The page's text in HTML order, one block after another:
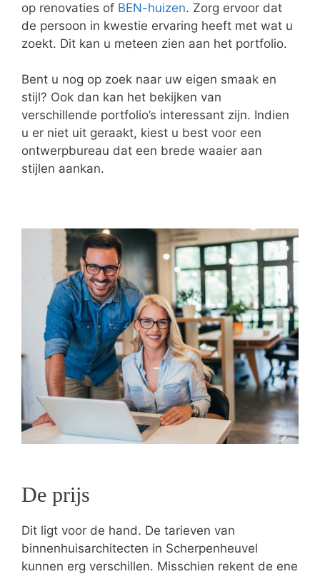
op renovaties of BEN-huizen. Zorg ervoor dat
de persoon in kwestie ervaring heeft met wat u
zoekt. Dit kan u meteen zien aan het portfolio.
Bent u nog op zoek naar uw eigen smaak en
stijl? Ook dan kan het bekijken van
verschillende portfolio’s interessant zijn. Indien
u er niet uit geraakt, kiest u best voor een
ontwerpbureau dat een brede waaier aan
stijlen aankan.
De prijs
Dit ligt voor de hand. De tarieven van
binnenhuisarchitecten in Scherpenheuvel
kunnen erg verschillen. Misschien rekent de ene